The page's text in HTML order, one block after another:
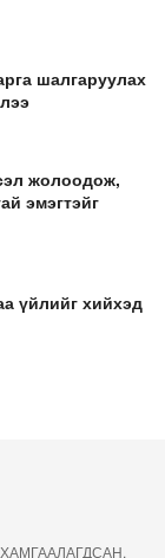
шалгаруулах
жолоодож,
эмэгтэйг
үйлийг хийхэд